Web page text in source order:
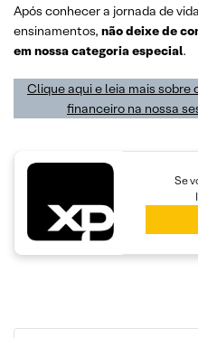
Após conhecer a jornada de
ensinamentos, não deixe de
em nossa categoria especial.
Clique aqui e leia mais sobre
financeiro na nossa
Se